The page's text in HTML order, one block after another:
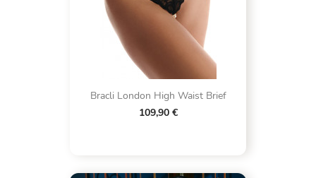
Bracli London High Waist Brief
109,90 €